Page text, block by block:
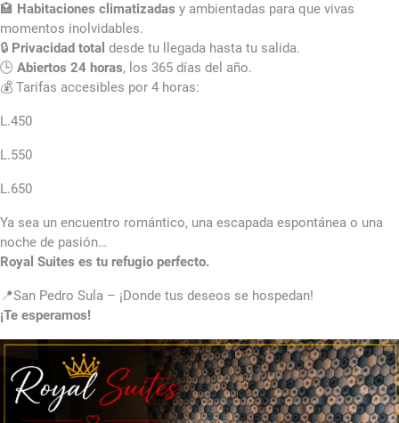
🏩 Habitaciones climatizadas y ambientadas para que vivas
momentos inolvidables.
🔒 Privacidad total desde tu llegada hasta tu salida.
🕒 Abiertos 24 horas, los 365 días del año.
💰 Tarifas accesibles por 4 horas:
L.450
L.550
L.650
Ya sea un encuentro romántico, una escapada espontánea o una
noche de pasión…
Royal Suites es tu refugio perfecto.
📍San Pedro Sula – ¡Donde tus deseos se hospedan!
¡Te esperamos!